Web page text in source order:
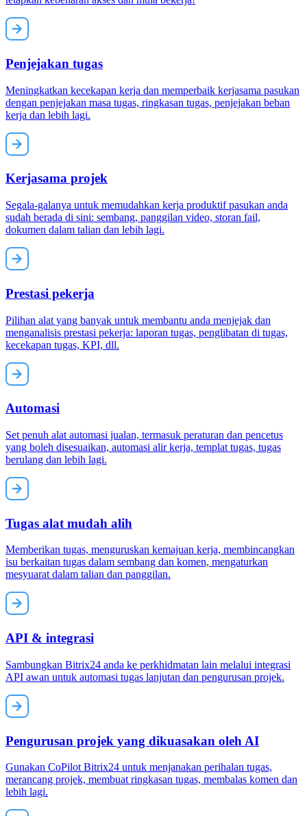
Penjejakan tugas
Meningkatkan kecekapan kerja dan memperbaik kerjasama pasukan
dengan penjejakan masa tugas, ringkasan tugas, penjejakan beban
kerja dan lebih lagi.
Kerjasama projek
Segala-galanya untuk memudahkan kerja produktif pasukan anda
sudah berada di sini: sembang, panggilan video, storan fail,
dokumen dalam talian dan lebih lagi.
Prestasi pekerja
Pilihan alat yang banyak untuk membantu anda menjejak dan
menganalisis prestasi pekerja: laporan tugas, penglibatan di tugas,
kecekapan tugas, KPI, dll.
Automasi
Set penuh alat automasi jualan, termasuk peraturan dan pencetus
yang boleh disesuaikan, automasi alir kerja, templat tugas, tugas
berulang dan lebih lagi.
Tugas alat mudah alih
Memberikan tugas, menguruskan kemajuan kerja, membincangkan
isu berkaitan tugas dalam sembang dan komen, mengaturkan
mesyuarat dalam talian dan panggilan.
API & integrasi
Sambungkan Bitrix24 anda ke perkhidmatan lain melalui integrasi
API awan untuk automasi tugas lanjutan dan pengurusan projek.
Pengurusan projek yang dikuasakan oleh AI
Gunakan CoPilot Bitrix24 untuk menjanakan perihalan tugas,
merancang projek, membuat ringkasan tugas, membalas komen dan
lebih lagi.